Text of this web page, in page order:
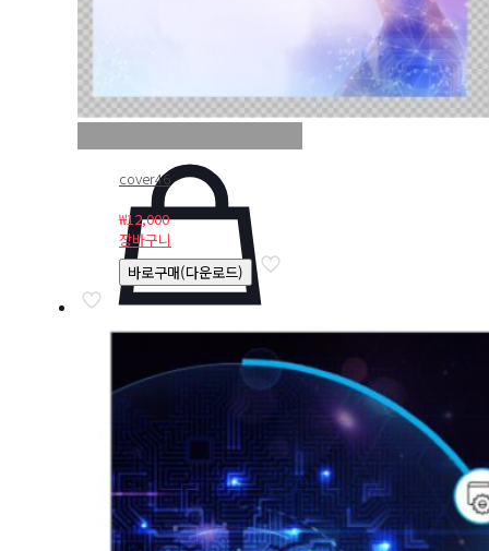
cover46
₩12,000
장바구니
바로구매(다운로드)